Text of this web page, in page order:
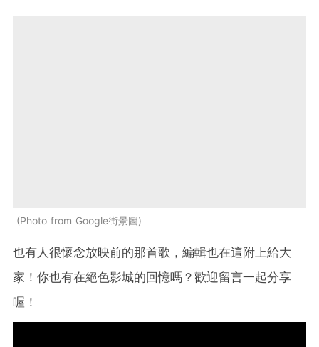
Photo from Google街景圖
也有人很懷念放映前的那首歌，編輯也在這附上給大
家！你也有在絕色影城的回憶嗎？歡迎留言一起分享
喔！